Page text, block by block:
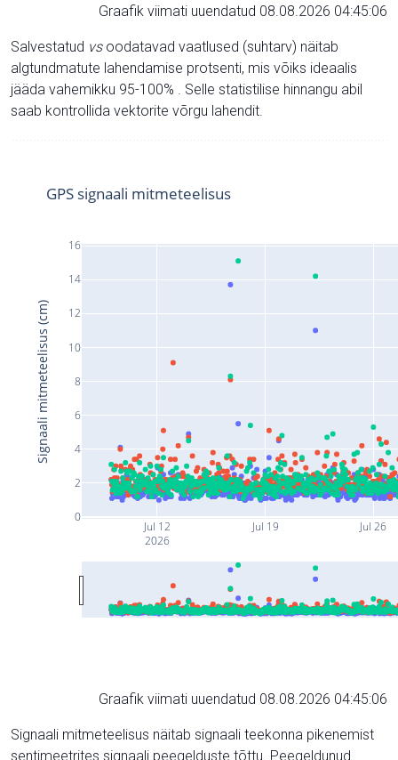
Graafik viimati uuendatud 08.08.2026 04:45:06
Salvestatud vsoodatavad vaatlused (suhtarv) näitab
algtundmatute lahendamise protsenti, mis võiks ideaalis
jääda vahemikku 95-100% . Selle statistilise hinnangu abil
saab kontrollida vektorite võrgu lahendit.
Jul 12
2026
Jul 19 Jul 26
0
2
4
6
8
10
12
14
16
GPS signaali mitmeteelisus
Signaali mitmeteelisus (cm)
Graafik viimati uuendatud 08.08.2026 04:45:06
Signaali mitmeteelisus näitab signaali teekonna pikenemist
sentimeetrites signaali peegelduste tõttu. Peegeldunud